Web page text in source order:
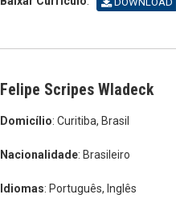
Felipe Scripes Wladeck
Domicílio: Curitiba, Brasil
Nacionalidade: Brasileiro
Idiomas: Português, Inglês